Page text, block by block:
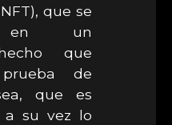
que se
en un
que
de
que es
a su vez lo